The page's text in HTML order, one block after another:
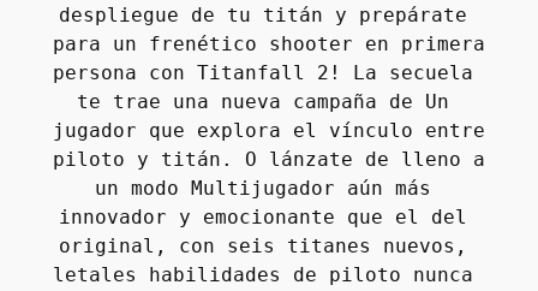
despliegue de tu titán y prepárate
para un frenético shooter en primera
persona con Titanfall 2! La secuela
te trae una nueva campaña de Un
jugador que explora el vínculo entre
piloto y titán. O lánzate de lleno a
un modo Multijugador aún más
innovador y emocionante que el del
original, con seis titanes nuevos,
letales habilidades de piloto nunca